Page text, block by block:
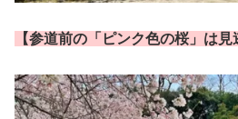
【参道前の「ピンク色の桜」は見